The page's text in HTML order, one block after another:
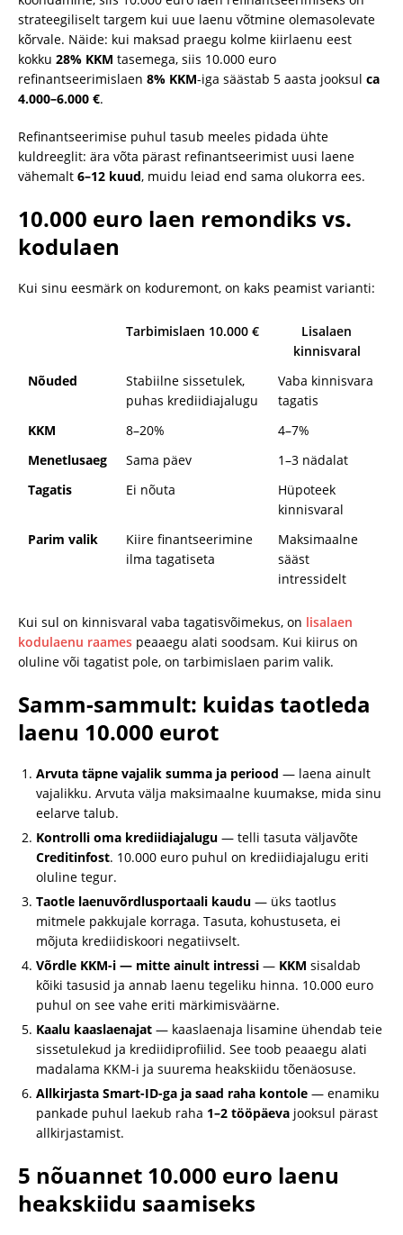
strateegiliselt targem kui uue laenu võtmine olemasolevate
kõrvale. Näide: kui maksad praegu kolme kiirlaenu eest
kokku 28% KKM tasemega, siis 10.000 euro
refinantseerimislaen 8% KKM-iga säästab 5 aasta jooksul ca
4.000–6.000 €.
Refinantseerimise puhul tasub meeles pidada ühte
kuldreeglit: ära võta pärast refinantseerimist uusi laene
vähemalt 6–12 kuud, muidu leiad end sama olukorra ees.
10.000 euro laen remondiks vs.
kodulaen
Kui sinu eesmärk on koduremоnt, on kaks peamist varianti:
Tarbimislaen 10.000 €
Lisalaen
kinnisvaral
Nõuded
Stabiilne sissetulek,
puhas krediidiajalugu
Vaba kinnisvara
tagatis
KKM
8–20%
4–7%
Menetlusaeg
Sama päev
1–3 nädalat
Tagatis
Ei nõuta
Hüpoteek
kinnisvaral
Parim valik
Kiire finantseerimine
ilma tagatiseta
Maksimaalne
sääst
intressidelt
Kui sul on kinnisvaral vaba tagatisvõimekus, on lisalaen
kodulaenu raames peaaegu alati soodsam. Kui kiirus on
oluline või tagatist pole, on tarbimislaen parim valik.
Samm-sammult: kuidas taotleda
laenu 10.000 eurot
Arvuta täpne vajalik summa ja periood — laena ainult
vajalikku. Arvuta välja maksimaalne kuumakse, mida sinu
eelarve talub.
Kontrolli oma krediidiajalugu — telli tasuta väljavõte
Creditinfost. 10.000 euro puhul on krediidiajalugu eriti
oluline tegur.
Taotle laenuvõrdlusportaali kaudu — üks taotlus
mitmele pakkujale korraga. Tasuta, kohustuseta, ei
mõjuta krediidiskoori negatiivselt.
Võrdle KKM-i — mitte ainult intressi — KKM sisaldab
kõiki tasusid ja annab laenu tegeliku hinna. 10.000 euro
puhul on see vahe eriti märkimisväärne.
Kaalu kaaslaenajat — kaaslaenaja lisamine ühendab teie
sissetulekud ja krediidiprofiilid. See toob peaaegu alati
madalama KKM-i ja suurema heakskiidu tõenäosuse.
Allkirjasta Smart-ID-ga ja saad raha kontole — enamiku
pankade puhul laekub raha 1–2 tööpäeva jooksul pärast
allkirjastamist.
5 nõuannet 10.000 euro laenu
heakskiidu saamiseks